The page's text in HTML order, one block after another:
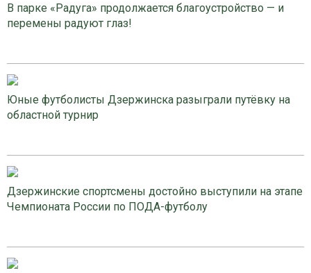
В парке «Радуга» продолжается благоустройство — и
перемены радуют глаз!
Юные футболисты Дзержинска разыграли путёвку на
областной турнир
Дзержинские спортсмены достойно выступили на этапе
Чемпионата России по ПОДА-футболу